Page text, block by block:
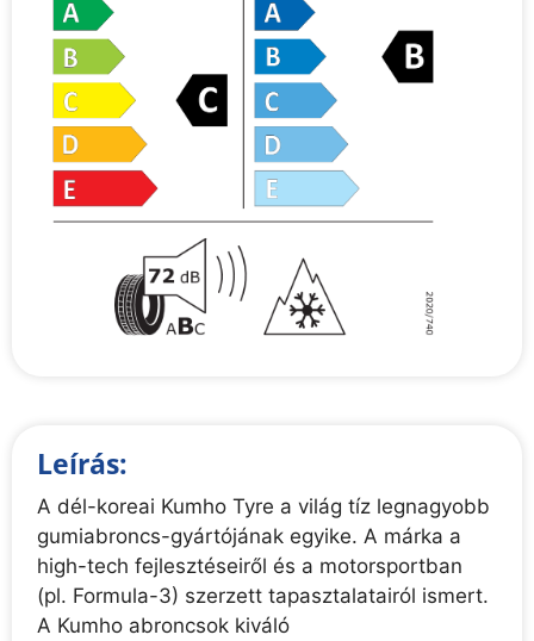
Leírás:
A dél-koreai Kumho Tyre a világ tíz legnagyobb
gumiabroncs-gyártójának egyike. A márka a
high-tech fejlesztéseiről és a motorsportban
(pl. Formula-3) szerzett tapasztalatairól ismert.
A Kumho abroncsok kiváló